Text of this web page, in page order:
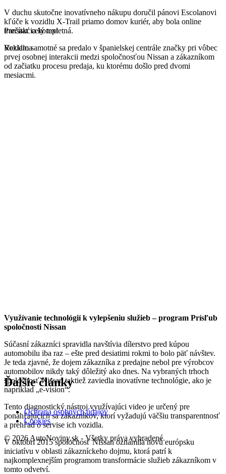
V duchu skutočne inovatívneho nákupu doručil pánovi Escolanovi
kľúče k vozidlu X-Trail priamo domov kuriér, aby bola online
transakcia kompletná.
Vozidlo samotné sa predalo v španielskej centrále značky pri vôbec
prvej osobnej interakcii medzi spoločnosťou Nissan a zákazníkom
od začiatku procesu predaja, ku ktorému došlo pred dvomi
mesiacmi.
Využívanie technológií k vylepšeniu služieb – program Prísľub
spoločnosti Nissan
Súčasní zákazníci spravidla navštívia dílerstvo pred kúpou
automobilu iba raz – ešte pred desiatimi rokmi to bolo päť návštev.
Je teda zjavné, že dojem zákazníka z predajne nebol pre výrobcov
automobilov nikdy taký dôležitý ako dnes. Na vybraných trhoch
spoločnosť Nissan taktiež zaviedla inovatívne technológie, ako je
napríklad „e-vision“.
Tento diagnostický nástroj využívajúci video je určený pre
ponáhľajúcich sa zákazníkov, ktorí vyžadujú väčšiu transparentnosť
a prehľad o servise ich vozidla.
V októbri 2015 spoločnosť Nissan oznámila novú európsku
iniciatívu v oblasti zákazníckeho dojmu, ktorá patrí k
najkomplexnejším programom transformácie služieb zákazníkom v
tomto odvetví.
Prečítať celý text
Reklama
Ďalšie články
Ochrana osobných údajov
Cookies
© 2026 AutoNoviny.sk - Všetky práva vyhradené.